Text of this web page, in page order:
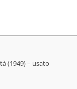
(1949) – usato